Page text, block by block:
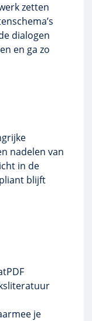
zetten
dialogen
en ga zo
nadelen van
in de
blijft
je